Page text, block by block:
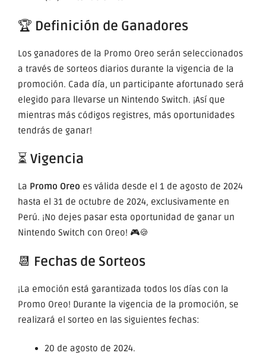
🏆 Definición de Ganadores
Los ganadores de la Promo Oreo serán seleccionados
a través de sorteos diarios durante la vigencia de la
promoción. Cada día, un participante afortunado será
elegido para llevarse un Nintendo Switch. ¡Así que
mientras más códigos registres, más oportunidades
tendrás de ganar!
⏳ Vigencia
La Promo Oreo es válida desde el 1 de agosto de 2024
hasta el 31 de octubre de 2024, exclusivamente en
Perú. ¡No dejes pasar esta oportunidad de ganar un
Nintendo Switch con Oreo! 🎮🍪
📆 Fechas de Sorteos
¡La emoción está garantizada todos los días con la
Promo Oreo! Durante la vigencia de la promoción, se
realizará el sorteo en las siguientes fechas:
20 de agosto de 2024.